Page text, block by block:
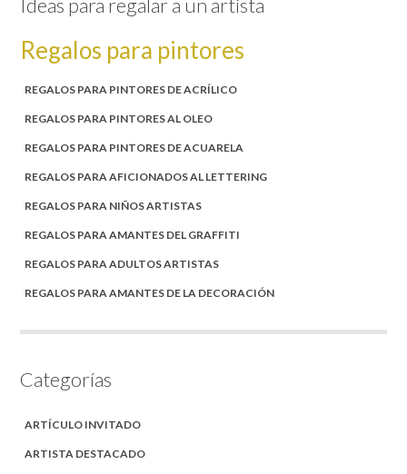
Ideas para regalar a un artista
Regalos para pintores
REGALOS PARA PINTORES DE ACRÍLICO
REGALOS PARA PINTORES AL OLEO
REGALOS PARA PINTORES DE ACUARELA
REGALOS PARA AFICIONADOS AL LETTERING
REGALOS PARA NIÑOS ARTISTAS
REGALOS PARA AMANTES DEL GRAFFITI
REGALOS PARA ADULTOS ARTISTAS
REGALOS PARA AMANTES DE LA DECORACIÓN
Categorías
ARTÍCULO INVITADO
ARTISTA DESTACADO